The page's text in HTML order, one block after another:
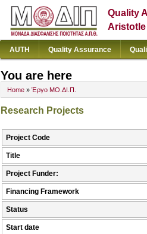
Quality
AUTH Quality Assurance
You are here
Home » Έργο ΜΟ.ΔΙ.Π.
Research Projects
Project Code
Title
Project Funder:
Financing Framework
Status
Start date